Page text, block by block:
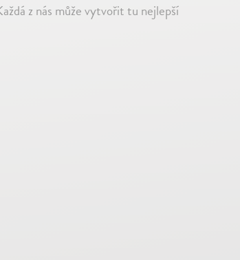
z nás může vytvořit tu nejlepší